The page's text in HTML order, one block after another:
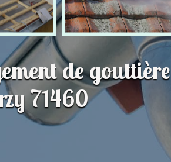
de gouttière
71460